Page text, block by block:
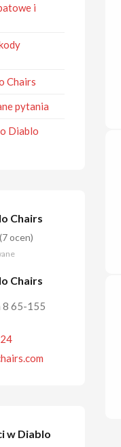
i
Chairs
pytania
Diablo
Chairs
(7 ocen)
Chairs
8 65-155
w Diablo